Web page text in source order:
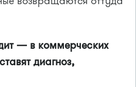
— в коммерческих
диагноз,